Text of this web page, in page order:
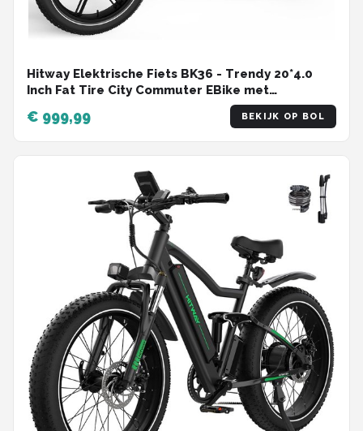
Hitway Elektrische Fiets BK36 - Trendy 20*4.0
Inch Fat Tire City Commuter EBike met
Afneembare 48V 10.4Ah Lithium Batterij -
Opvouwbaar Mountain E-Bike met 250W Motor -
7 Versnellingen - IP54 Waterdicht
€ 999,99 BEKIJK OP BOL